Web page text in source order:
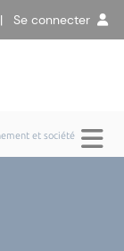
| Se connecter
et société